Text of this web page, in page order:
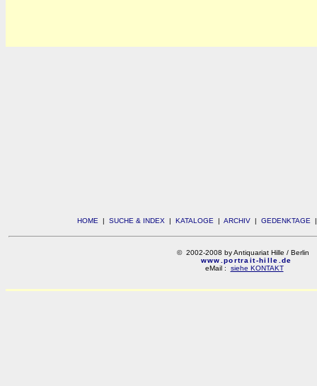
HOME | SUCHE & INDEX | KATALOGE | ARCHIV | GEDENKTAGE
© 2002-2008 by Antiquariat Hille / Berlin
www.portrait-hille.de
eMail : siehe KONTAKT